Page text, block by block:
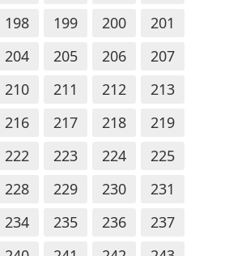
198 199 200
201
204 205 206
207
210 211 212
213
216 217 218
219
222 223 224
225
228 229 230
231
234 235 236
237